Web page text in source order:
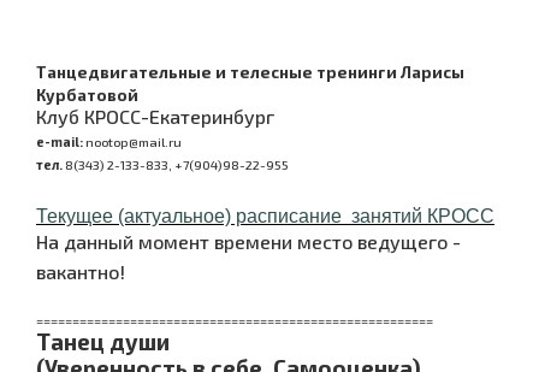
Танцедвигательные и телесные тренинги Ларисы
Курбатовой
Клуб КРОСС-Екатеринбург
e-mail:nootop@mail.ru
тел. 8(343) 2-133-833, +7(904)98-22-955
Текущее (актуальное) расписание занятий КРОСС
На данный момент времени место ведущего -
вакантно!
=======================================================
Танец души